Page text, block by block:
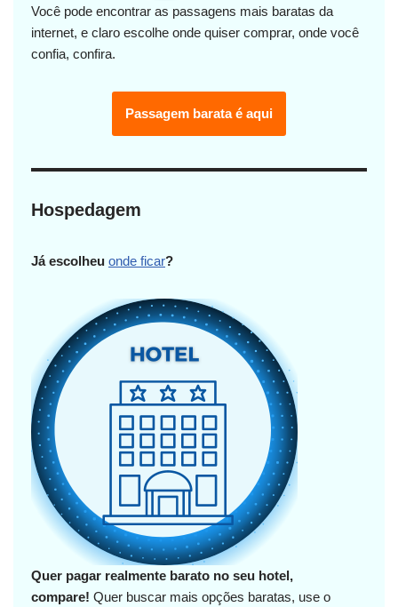
Você pode encontrar as passagens mais baratas da
internet, e claro escolhe onde quiser comprar, onde você
confia, confira.
Passagem barata é aqui
Hospedagem
Já escolheu onde ficar?
Quer pagar realmente barato no seu hotel,
compare! Quer buscar mais opções baratas, use o